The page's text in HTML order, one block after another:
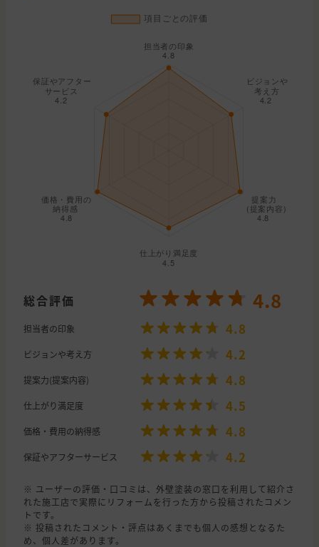
総合評価 4.8
担当者の印象 4.8
ビジョンや考え方 4.2
提案力(提案内容) 4.8
仕上がり満足度 4.5
価格・費用の納得感 4.8
保証やアフターサービス 4.2
※ ユーザーの評価・口コミは、外壁塗装の窓口を利用して紹介さ
れた施工店で実際にリフォームを行った方から投稿されたコメン
トです。
※ 投稿されたコメント・評点はあくまでも個人の感想となるた
め、個人差があります。